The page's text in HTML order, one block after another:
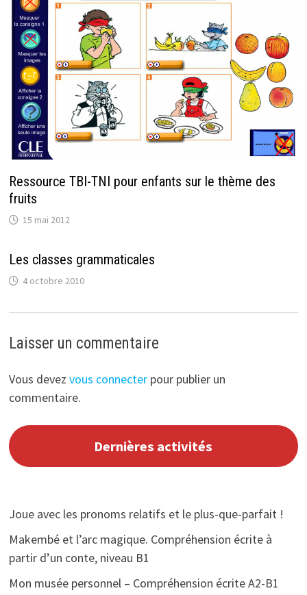
Ressource TBI-TNI pour enfants sur le thème des
fruits
15 mai 2012
Les classes grammaticales
4 octobre 2010
Laisser un commentaire
Vous devez vous connecterpour publier un
commentaire.
Dernières activités
Joue avec les pronoms relatifs et le plus-que-parfait !
Makembé et l’arc magique. Compréhension écrite à
partir d’un conte, niveau B1
Mon musée personnel – Compréhension écrite A2-B1